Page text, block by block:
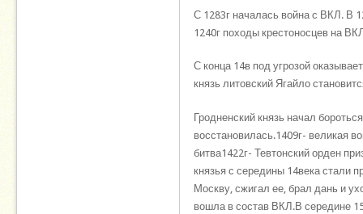
С 1283г началась война с ВКЛ. В
1240г походы крестоносцев на
С конца 14в под угрозой
князь литовский Ягайло
Гродненский князь начал
восстановилась.1409г- великая
битва1422г- Тевтонский орден
князья с середины 14века стали
Москву, сжигал ее, брал дань и
вошла в состав ВКЛ.В середине